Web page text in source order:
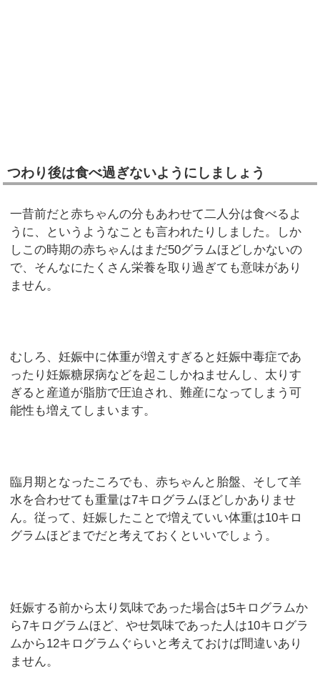
つわり後は食べ過ぎないようにしましょう
一昔前だと赤ちゃんの分もあわせて二人分は食べるよ
うに、というようなことも言われたりしました。しか
しこの時期の赤ちゃんはまだ50グラムほどしかないの
で、そんなにたくさん栄養を取り過ぎても意味があり
ません。
むしろ、妊娠中に体重が増えすぎると妊娠中毒症であ
ったり妊娠糖尿病などを起こしかねませんし、太りす
ぎると産道が脂肪で圧迫され、難産になってしまう可
能性も増えてしまいます。
臨月期となったころでも、赤ちゃんと胎盤、そして羊
水を合わせても重量は7キログラムほどしかありませ
ん。従って、妊娠したことで増えていい体重は10キロ
グラムほどまでだと考えておくといいでしょう。
妊娠する前から太り気味であった場合は5キログラムか
ら7キログラムほど、やせ気味であった人は10キログラ
ムから12キログラムぐらいと考えておけば間違いあり
ません。